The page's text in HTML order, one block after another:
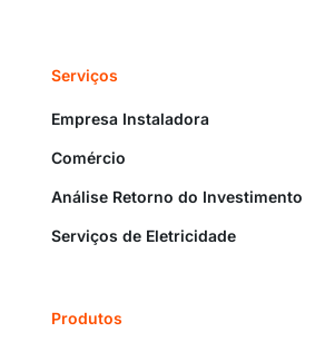
Serviços
Empresa Instaladora
Comércio
Análise Retorno do Investimento
Serviços de Eletricidade
Produtos